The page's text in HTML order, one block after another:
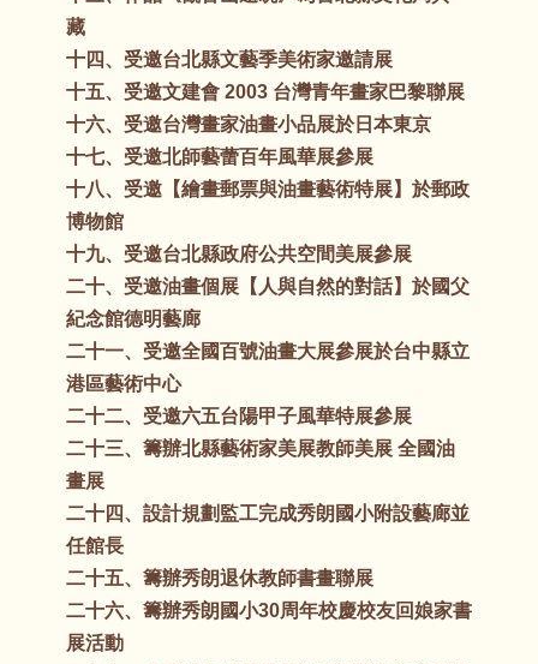
藏
十四、受邀台北縣文藝季美術家邀請展
十五、受邀文建會 2003 台灣青年畫家巴黎聯展
十六、受邀台灣畫家油畫小品展於日本東京
十七、受邀北師藝蕾百年風華展參展
十八、受邀【繪畫郵票與油畫藝術特展】於郵政
博物館
十九、受邀台北縣政府公共空間美展參展
二十、受邀油畫個展【人與自然的對話】於國父
紀念館德明藝廊
二十一、受邀全國百號油畫大展參展於台中縣立
港區藝術中心
二十二、受邀六五台陽甲子風華特展參展
二十三、籌辦北縣藝術家美展教師美展 全國油
畫展
二十四、設計規劃監工完成秀朗國小附設藝廊並
任館長
二十五、籌辦秀朗退休教師書畫聯展
二十六、籌辦秀朗國小30周年校慶校友回娘家書
展活動